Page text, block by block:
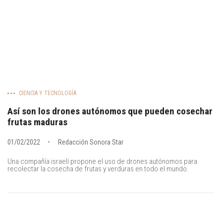
CIENCIA Y TECNOLOGÍA
Así son los drones autónomos que pueden cosechar
frutas maduras
01/02/2022 Redacción Sonora Star
Una compañía israelí propone el uso de drones autónomos para
recolectar la cosecha de frutas y verduras en todo el mundo.